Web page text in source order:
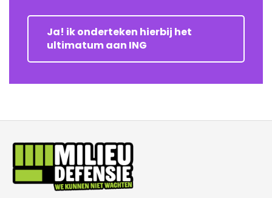
Ja! ik onderteken hierbij het
ultimatum aan ING